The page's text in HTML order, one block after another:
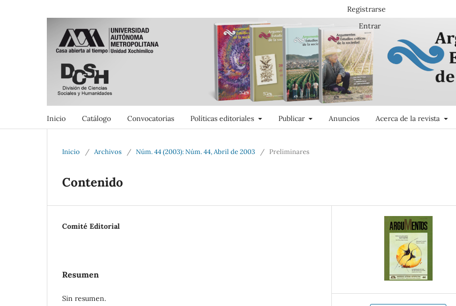
Inicio Catálogo Convocatorias Políticas editoriales Publicar Anuncios Acerca de la revista
Registrarse
Entrar
Inicio / Archivos / Núm. 44 (2003): Núm. 44, Abril de 2003 / Preliminares
Contenido
Comité Editorial
Resumen
Sin resumen.